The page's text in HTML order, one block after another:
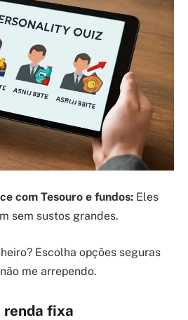
com Tesouro e fundos: Eles
sem sustos grandes.
Escolha opções seguras
me arrependo.
renda fixa